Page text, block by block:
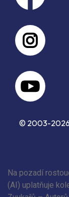
© 2003-
Na pozadí
(AI) uplatňuje